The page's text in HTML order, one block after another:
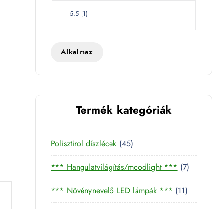
W
t
5.5 (1)
Alkalmaz
Termék kategóriák
Polisztirol díszlécek 454
5
t
e
r
*** Hangulatvilágítás/moodlight *** 77
t
e
r
*** Növénynevelő LED lámpák *** 111
1